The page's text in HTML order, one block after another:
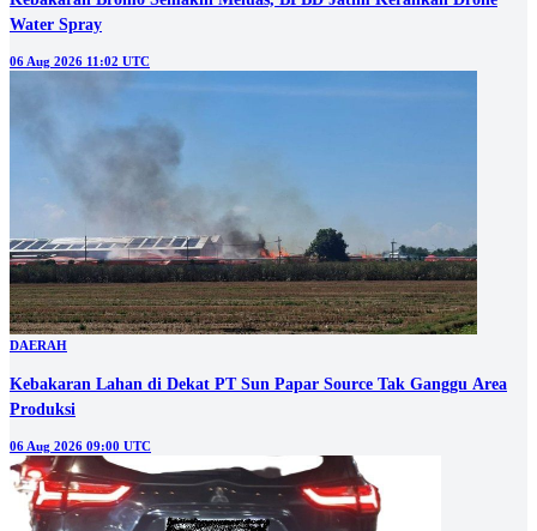
Water Spray
06 Aug 2026 11:02 UTC
DAERAH
Kebakaran Lahan di Dekat PT Sun Papar Source Tak Ganggu Area
Produksi
06 Aug 2026 09:00 UTC